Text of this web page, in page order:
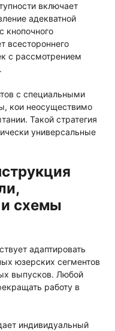
включает
адекватной
кнопочного
всестороннего
с рассмотрением
с специальными
кои неосуществимо
Такой стратегия
универсальные
схемы
адаптировать
юзерских сегментов
выпусков. Любой
работу в
индивидуальный